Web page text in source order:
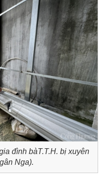
đình bàT.T.H. bị xuyên
Nga).